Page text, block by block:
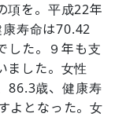
項を。平成22年
寿命は70.42
した。９年も支
ました。女性
86.3歳、健康寿
よとなった。女